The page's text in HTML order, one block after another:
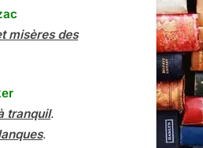
misères des
tranquil.
.